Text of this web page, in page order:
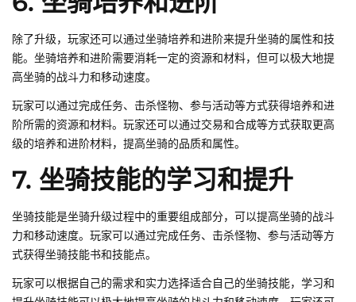
除了升级，玩家还可以通过坐骑培养和进阶来提升坐骑的属性和技
能。坐骑培养和进阶需要消耗一定的资源和材料，但可以极大地提
高坐骑的战斗力和移动速度。
玩家可以通过完成任务、击杀怪物、参与活动等方式获得培养和进
阶所需的资源和材料。玩家还可以通过交易和合成等方式获取更高
级的培养和进阶材料，提高坐骑的品质和属性。
7. 坐骑技能的学习和提升
坐骑技能是坐骑升级过程中的重要组成部分，可以提高坐骑的战斗
力和移动速度。玩家可以通过完成任务、击杀怪物、参与活动等方
式获得坐骑技能书和技能点。
玩家可以根据自己的需求和实力选择适合自己的坐骑技能，学习和